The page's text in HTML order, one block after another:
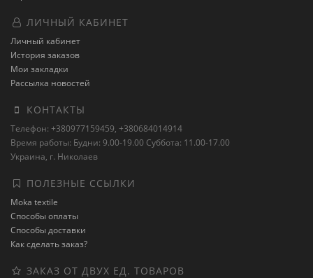
ЛИЧНЫЙ КАБИНЕТ
Личный кабинет
История заказов
Мои закладки
Рассылка новостей
КОНТАКТЫ
Телефон: +380977159459, +380684014914
Время работы: Будни: 9.00-19.00 Суббота: 11.00-17.00
Украина, г. Николаев
ПОЛЕЗНЫЕ ССЫЛКИ
Moka textile
Способы оплаты
Способы доставки
Как сделать заказ?
ЗАКАЗ ОТ ДВУХ ЕД. ТОВАРОВ